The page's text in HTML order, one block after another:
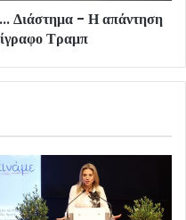
Διάστημα - Η απάντηση
Τραμπ